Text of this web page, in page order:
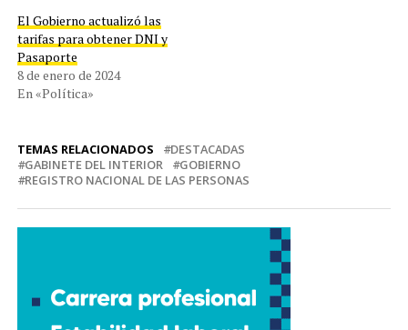
El Gobierno actualizó las
tarifas para obtener DNI y
Pasaporte
8 de enero de 2024
En «Política»
TEMAS RELACIONADOS
DESTACADAS
GABINETE DEL INTERIOR
GOBIERNO
REGISTRO NACIONAL DE LAS PERSONAS